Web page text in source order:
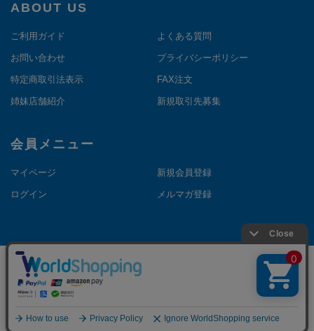
ABOUT US
ご利用ガイド よくある質問
お問い合わせ プライバシーポリシー
特定商取引法表示 FAX注文
姉妹店舗紹介 新規取引先募集
会員メニュー
マイページ 新規会員登録
ログイン メルマガ登録
©Copyright NAKANOTHEDIRECT. All Rights Reserved.